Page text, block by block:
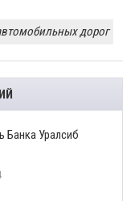
дорог
Банка Уралсиб